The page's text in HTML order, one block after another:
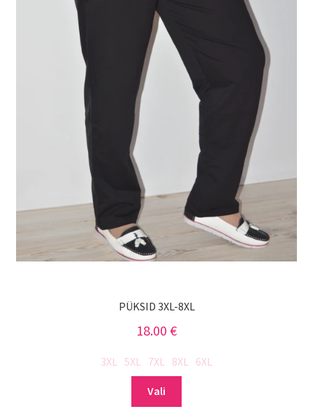
PÜKSID 3XL-8XL
18.00 €
3XL 5XL 7XL 8XL 6XL
Vali